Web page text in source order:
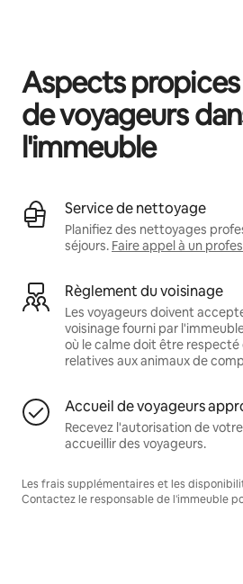
Aspects propices
de voyageurs
l'immeuble
Service de nettoyage
Planifiez des nettoyages
séjours. Faire appel à un
Règlement du voisinage
Les voyageurs doivent
voisinage fourni par
où le calme doit être respecté
relatives aux animaux de
Accueil de voyageurs
Recevez l'autorisation de
accueillir des voyageurs.
Les frais supplémentaires et les
Contactez le responsable de l'immeuble